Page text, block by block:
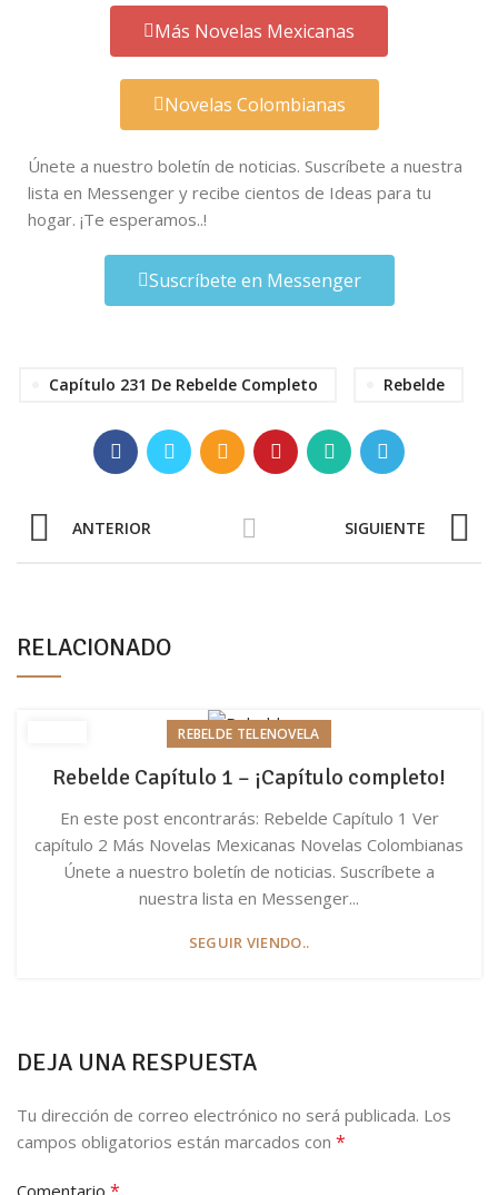
Más Novelas Mexicanas
Novelas Colombianas
Únete a nuestro boletín de noticias. Suscríbete a nuestra
lista en Messenger y recibe cientos de Ideas para tu
hogar. ¡Te esperamos..!
Suscríbete en Messenger
Capítulo 231 De Rebelde Completo Rebelde
ANTERIOR SIGUIENTE
RELACIONADO
REBELDE TELENOVELA
Rebelde Capítulo 1 – ¡Capítulo completo!
En este post encontrarás: Rebelde Capítulo 1 Ver
capítulo 2 Más Novelas Mexicanas Novelas Colombianas
Únete a nuestro boletín de noticias. Suscríbete a
nuestra lista en Messenger...
SEGUIR VIENDO..
DEJA UNA RESPUESTA
Tu dirección de correo electrónico no será publicada. Los
campos obligatorios están marcados con *
Comentario